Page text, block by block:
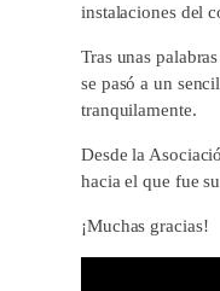
instalaciones del
Tras unas
se pasó a un
tranquilamente.
Desde la
hacia el que fue
¡Muchas gracias!